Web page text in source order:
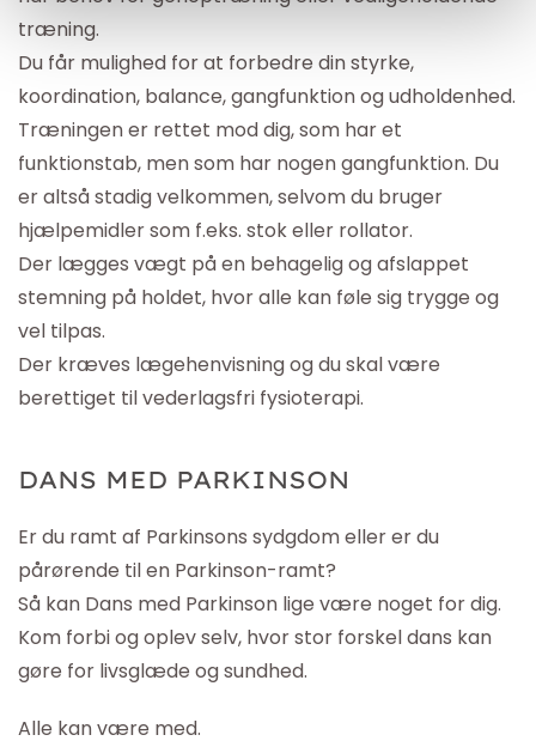
træning.
Du får mulighed for at forbedre din styrke,
koordination, balance, gangfunktion og udholdenhed.
Træningen er rettet mod dig, som har et
funktionstab, men som har nogen gangfunktion. Du
eraltså stadig velkommen, selvom du bruger
hjælpemidler som f.eks. stok eller rollator.
Der lægges vægt på en behagelig og afslappet
stemning på holdet, hvor alle kan føle sig trygge og
vel tilpas.
Der kræves lægehenvisning og du skal være
berettiget tilvederlagsfri fysioterapi.
DANS MED PARKINSON
Er du ramt af Parkinsons sydgdom eller er du
pårørende til en Parkinson-ramt?
Så kan Dans med Parkinson lige være noget for dig.
Kom forbi og oplev selv, hvor stor forskel dans kan
gøre for livsglæde og sundhed.
Alle kan være med.